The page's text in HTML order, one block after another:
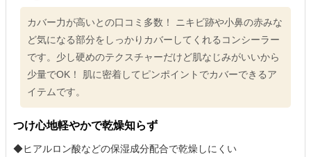
カバー力が高いとの口コミ多数！ ニキビ跡や小鼻の赤みな
ど気になる部分をしっかりカバーしてくれるコンシーラー
です。少し硬めのテクスチャーだけど肌なじみがいいから
少量でOK！ 肌に密着してピンポイントでカバーできるア
イテムです。
つけ心地軽やかで乾燥知らず
◆ヒアルロン酸などの保湿成分配合で乾燥しにくい